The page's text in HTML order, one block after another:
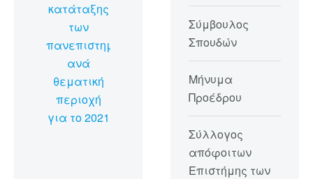
κατάταξης
των
πανεπιστημίων
ανά
θεματική
περιοχή
για το 2021
Σύμβουλος
Σπουδών
Μήνυμα
Προέδρου
Σύλλογος
απόφοιτων
Επιστήμης των